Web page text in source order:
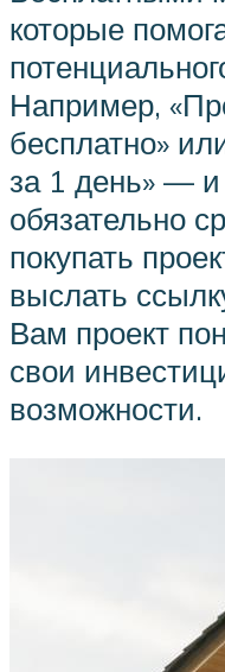
которые
Например,
бесплатно»
за 1 день» — и
обязательно
покупать
выслать
Вам проект
свои
возможности.